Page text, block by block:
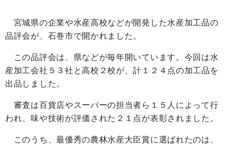
宮城県の企業や水産高校などが開発した水産加工品の
品評会が、石巻市で開かれました。
この品評会は、県などが毎年開いています。今回は水
産加工会社５３社と高校２校が、計１２４点の加工品を
出品しました。
審査は百貨店やスーパーの担当者ら１５人によって行
われ、味や技術が評価された２１点が表彰されました。
このうち、最優秀の農林水産大臣賞に選ばれたのは、